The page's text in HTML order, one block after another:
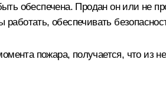
обеспечена. Продан он или не
обеспечивать
пожара, получается, что из